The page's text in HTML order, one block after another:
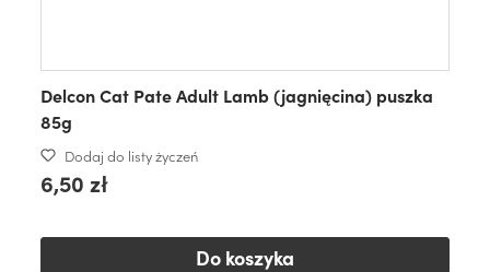
Delcon Cat Pate Adult Lamb (jagnięcina) puszka
85g
Dodaj do listy życzeń
6,50 zł
Do koszyka